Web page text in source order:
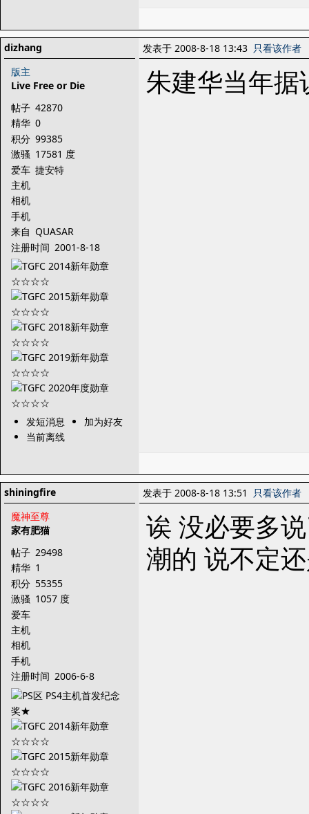
dizhang
版主
Live Free or Die
帖子 42870
精华 0
积分 99385
激骚 17581 度
爱车 捷安特
主机
相机
手机
来自 QUASAR
注册时间 2001-8-18
发短消息
加为好友
当前离线
发表于 2008-8-18 13:43 只看该作者
朱建华当年
shiningfire
魔神至尊
家有肥猫
帖子 29498
精华 1
积分 55355
激骚 1057 度
爱车
主机
相机
手机
注册时间 2006-6-8
发表于 2008-8-18 13:51 只看该作者
诶 没必要多
潮的 说不定